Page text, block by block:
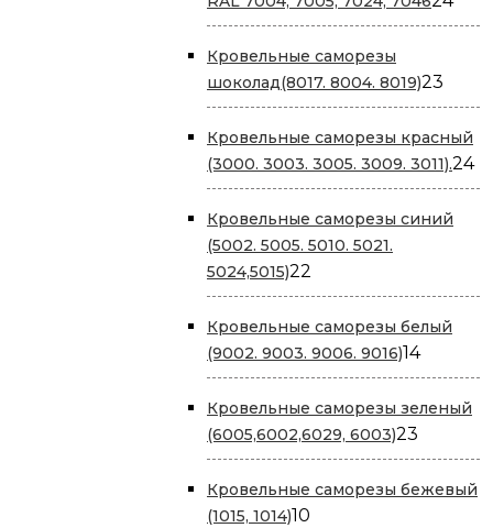
Кровельные саморезы
шоколад(8017. 8004. 8019)23
Кровельные саморезы красный
(3000. 3003. 3005. 3009. 3011).24
Кровельные саморезы cиний
(5002. 5005. 5010. 5021.
5024,5015)22
товара
Кровельные саморезы белый
(9002. 9003. 9006. 9016)1414
товаров
Кровельные саморезы зеленый
(6005,6002,6029, 6003)23
товара
Кровельные саморезы бежевый
(1015, 1014)10